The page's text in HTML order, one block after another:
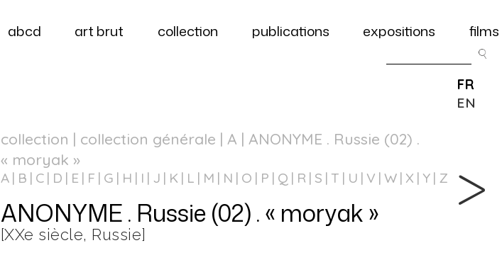
abcd art brut collection publications expositions films
collection | collection générale | A | ANONYME . Russie (02) .
« moryak »
A B C D E F G H I J K L M N O P Q R S T U V W X Y Z
ANONYME . Russie (02) . « moryak »
[XXe siècle, Russie]
FR
EN